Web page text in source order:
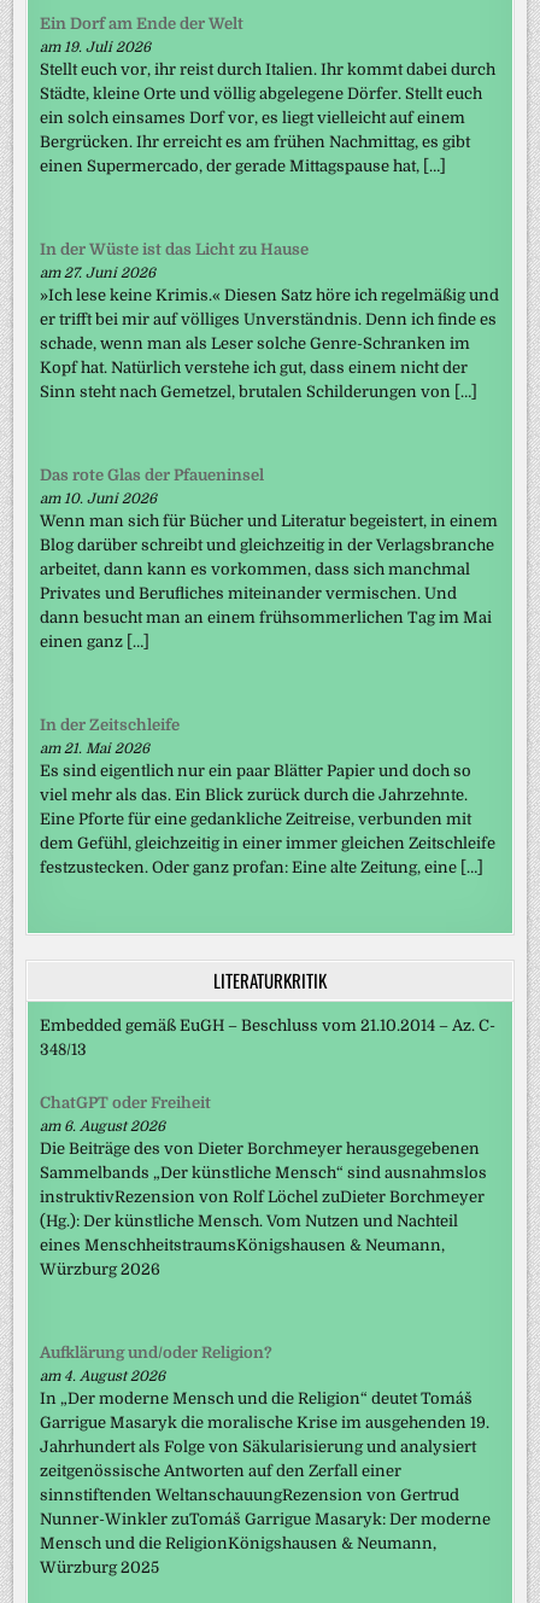
Ein Dorf am Ende der Welt
am 19. Juli 2026
Stellt euch vor, ihr reist durch Italien. Ihr kommt dabei durch
Städte, kleine Orte und völlig abgelegene Dörfer. Stellt euch
ein solch einsames Dorf vor, es liegt vielleicht auf einem
Bergrücken. Ihr erreicht es am frühen Nachmittag, es gibt
einen Supermercado, der gerade Mittagspause hat, […]
In der Wüste ist das Licht zu Hause
am 27. Juni 2026
»Ich lese keine Krimis.« Diesen Satz höre ich regelmäßig und
er trifft bei mir auf völliges Unverständnis. Denn ich finde es
schade, wenn man als Leser solche Genre-Schranken im
Kopf hat. Natürlich verstehe ich gut, dass einem nicht der
Sinn steht nach Gemetzel, brutalen Schilderungen von […]
Das rote Glas der Pfaueninsel
am 10. Juni 2026
Wenn man sich für Bücher und Literatur begeistert, in einem
Blog darüber schreibt und gleichzeitig in der Verlagsbranche
arbeitet, dann kann es vorkommen, dass sich manchmal
Privates und Berufliches miteinander vermischen. Und
dann besucht man an einem frühsommerlichen Tag im Mai
einen ganz […]
In der Zeitschleife
am 21. Mai 2026
Es sind eigentlich nur ein paar Blätter Papier und doch so
viel mehr als das. Ein Blick zurück durch die Jahrzehnte.
Eine Pforte für eine gedankliche Zeitreise, verbunden mit
dem Gefühl, gleichzeitig in einer immer gleichen Zeitschleife
festzustecken. Oder ganz profan: Eine alte Zeitung, eine […]
LITERATURKRITIK
Embedded gemäß EuGH – Beschluss vom 21.10.2014 – Az. C-
348/13
ChatGPT oder Freiheit
am 6. August 2026
Die Beiträge des von Dieter Borchmeyer herausgegebenen
Sammelbands „Der künstliche Mensch“ sind ausnahmslos
instruktivRezension von Rolf Löchel zuDieter Borchmeyer
(Hg.): Der künstliche Mensch. Vom Nutzen und Nachteil
eines MenschheitstraumsKönigshausen & Neumann,
Würzburg 2026
Aufklärung und/oder Religion?
am 4. August 2026
In „Der moderne Mensch und die Religion“ deutet Tomáš
Garrigue Masaryk die moralische Krise im ausgehenden 19.
Jahrhundert als Folge von Säkularisierung und analysiert
zeitgenössische Antworten auf den Zerfall einer
sinnstiftenden WeltanschauungRezension von Gertrud
Nunner-Winkler zuTomáš Garrigue Masaryk: Der moderne
Mensch und die ReligionKönigshausen & Neumann,
Würzburg 2025